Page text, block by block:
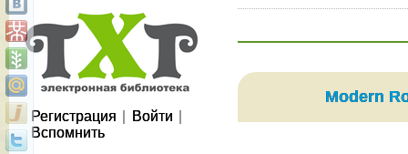
Регистрация Войти
Вспомнить
Modern